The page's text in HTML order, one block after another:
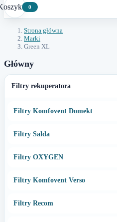
0
Strona główna
Marki
Green XL
Główny
Filtry rekuperatora
Filtry Komfovent Domekt
Filtry Salda
Filtry OXYGEN
Filtry Komfovent Verso
Filtry Recom